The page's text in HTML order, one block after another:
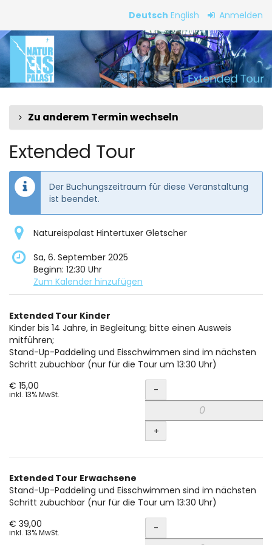
Inhalt
springen
Deutsch English Anmelden
Extended
Tour
Zu anderem Termin wechseln
Extended Tour
Der Buchungszeitraum für diese Veranstaltung
ist beendet.
Natureispalast Hintertuxer Gletscher
Sa, 6. September 2025
Beginn: 12:30 Uhr
Zum Kalender hinzufügen
Produkte
Unkategorisierte
Produkte
Extended Tour Kinder
Kinder bis 14 Jahre, in Begleitung; bitte einen Ausweis
mitführen;
Stand-Up-Paddeling und Eisschwimmen sind im nächsten
Schritt zubuchbar (nur für die Tour um 13:30 Uhr)
€ 15,00
inkl. 13% MwSt. Menge
-
+
Extended Tour Erwachsene
Stand-Up-Paddeling und Eisschwimmen sind im nächsten
Schritt zubuchbar (nur für die Tour um 13:30 Uhr)
€ 39,00
inkl. 13% MwSt. Menge
-